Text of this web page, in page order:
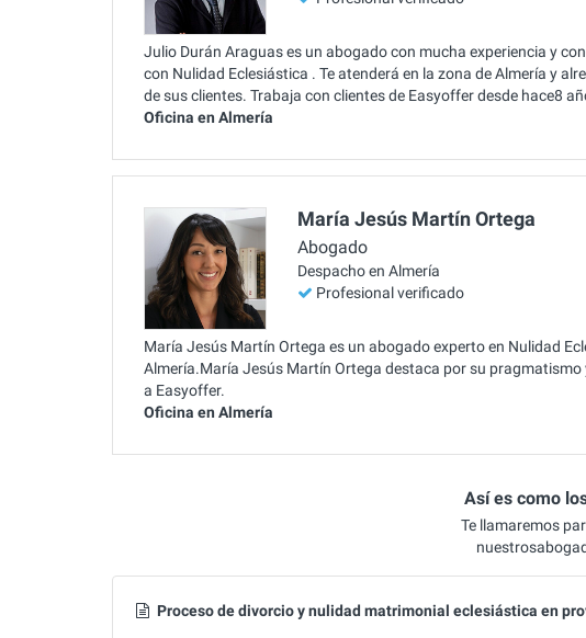
Julio Durán Araguas es un abogado con mucha experiencia y
con Nulidad Eclesiástica . Te atenderá en la zona de Almería y
de sus clientes. Trabaja con clientes de Easyoffer desde hace8
Oficina en Almería
María Jesús Martín Ortega
Abogado
Despacho en Almería
Profesional verificado
María Jesús Martín Ortega es un abogado experto en Nulidad
Almería.María Jesús Martín Ortega destaca por su
a Easyoffer.
Oficina en Almería
Así es como
Te llamaremos
Proceso de divorcio y nulidad matrimonial eclesiástica en